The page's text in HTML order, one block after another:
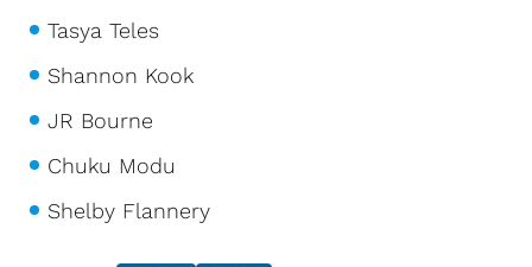
Tasya Teles
Shannon Kook
JR Bourne
Chuku Modu
Shelby Flannery